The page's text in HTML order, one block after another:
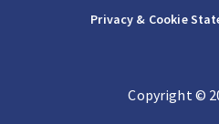
Privacy & Cookie
Copyright©️